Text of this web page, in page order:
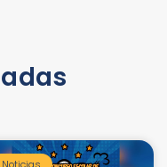
Noticias